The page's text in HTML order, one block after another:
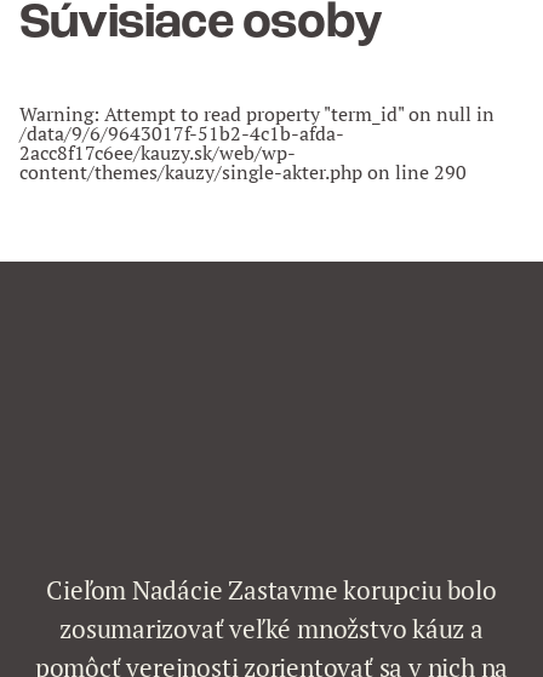
Súvisiace osoby
Warning: Attempt to read property "term_id" on null in
/data/9/6/9643017f-51b2-4c1b-afda-
2acc8f17c6ee/kauzy.sk/web/wp-
content/themes/kauzy/single-akter.php on line 290
Cieľom Nadácie Zastavme korupciu bolo
zosumarizovať veľké množstvo káuz a
pomôcť verejnosti zorientovať sa v nich na